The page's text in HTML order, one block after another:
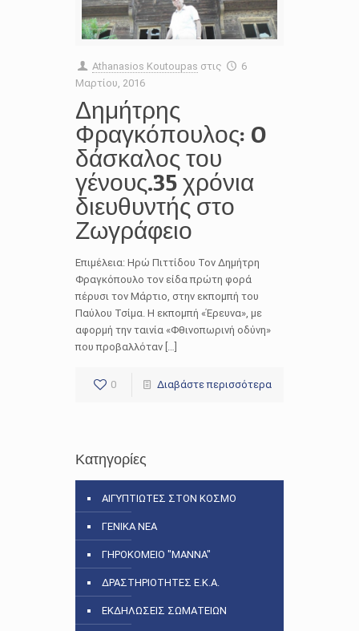
Athanasios Koutoupas στις
6
Μαρτίου, 2016
Δημήτρης
Φραγκόπουλος: O
δάσκαλος του
γένους.35 χρόνια
διευθυντής στο
Ζωγράφειο
Επιμέλεια: Ηρώ Πιττίδου Τον Δημήτρη
Φραγκόπουλο τον είδα πρώτη φορά
πέρυσι τον Μάρτιο, στην εκπομπή του
Παύλου Τσίμα. Η εκπομπή «Έρευνα», με
αφορμή την ταινία «Φθινοπωρινή οδύνη»
που προβαλλόταν […]
0 Διαβάστε περισσότερα
Κατηγορίες
ΑΙΓΥΠΤΙΩΤΕΣ ΣΤΟΝ ΚΟΣΜΟ
ΓΕΝΙΚΑ ΝΕΑ
ΓΗΡΟΚΟΜΕΙΟ "ΜΑΝΝΑ"
ΔΡΑΣΤΗΡΙΟΤΗΤΕΣ Ε.Κ.Α.
ΕΚΔΗΛΩΣΕΙΣ ΣΩΜΑΤΕΙΩΝ